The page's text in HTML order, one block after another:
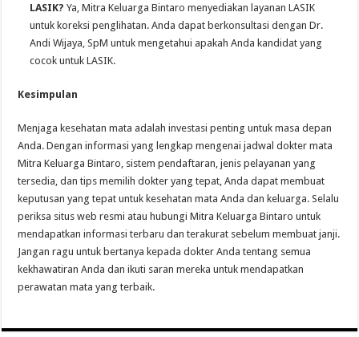
LASIK? Ya, Mitra Keluarga Bintaro menyediakan layanan LASIK
untuk koreksi penglihatan. Anda dapat berkonsultasi dengan Dr.
Andi Wijaya, SpM untuk mengetahui apakah Anda kandidat yang
cocok untuk LASIK.
Kesimpulan
Menjaga kesehatan mata adalah investasi penting untuk masa depan
Anda. Dengan informasi yang lengkap mengenai jadwal dokter mata
Mitra Keluarga Bintaro, sistem pendaftaran, jenis pelayanan yang
tersedia, dan tips memilih dokter yang tepat, Anda dapat membuat
keputusan yang tepat untuk kesehatan mata Anda dan keluarga. Selalu
periksa situs web resmi atau hubungi Mitra Keluarga Bintaro untuk
mendapatkan informasi terbaru dan terakurat sebelum membuat janji.
Jangan ragu untuk bertanya kepada dokter Anda tentang semua
kekhawatiran Anda dan ikuti saran mereka untuk mendapatkan
perawatan mata yang terbaik.